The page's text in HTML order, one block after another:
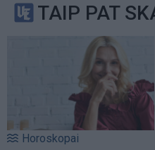
TAIP PAT
Horoskopai